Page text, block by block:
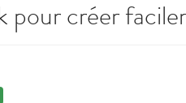
pour créer